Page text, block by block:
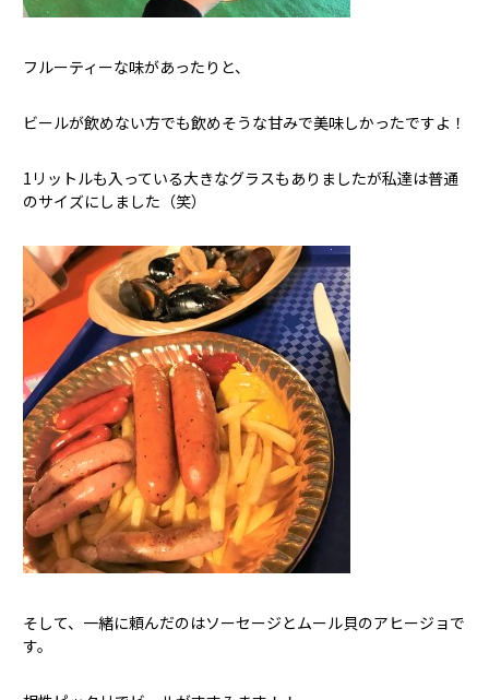
フルーティーな味があったりと、
ビールが飲めない方でも飲めそうな甘みで美味しかったですよ！
1リットルも入っている大きなグラスもありましたが私達は普通
のサイズにしました（笑）
そして、一緒に頼んだのはソーセージとムール貝のアヒージョで
す。